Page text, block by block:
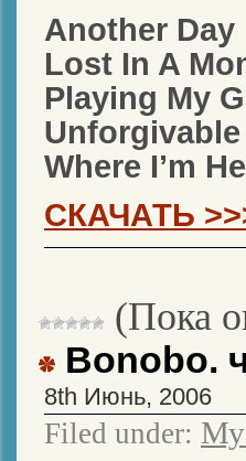
Another Day
Lost In A
Playing My
Where I’m
СКАЧАТЬ
(Пока
Bonobo.
8th Июнь, 2006
Filed under: